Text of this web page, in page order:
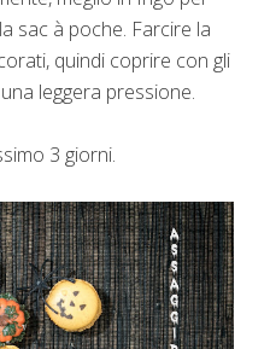
sac à poche. Farcire la
quindi coprire con gli
leggera pressione.
3 giorni.